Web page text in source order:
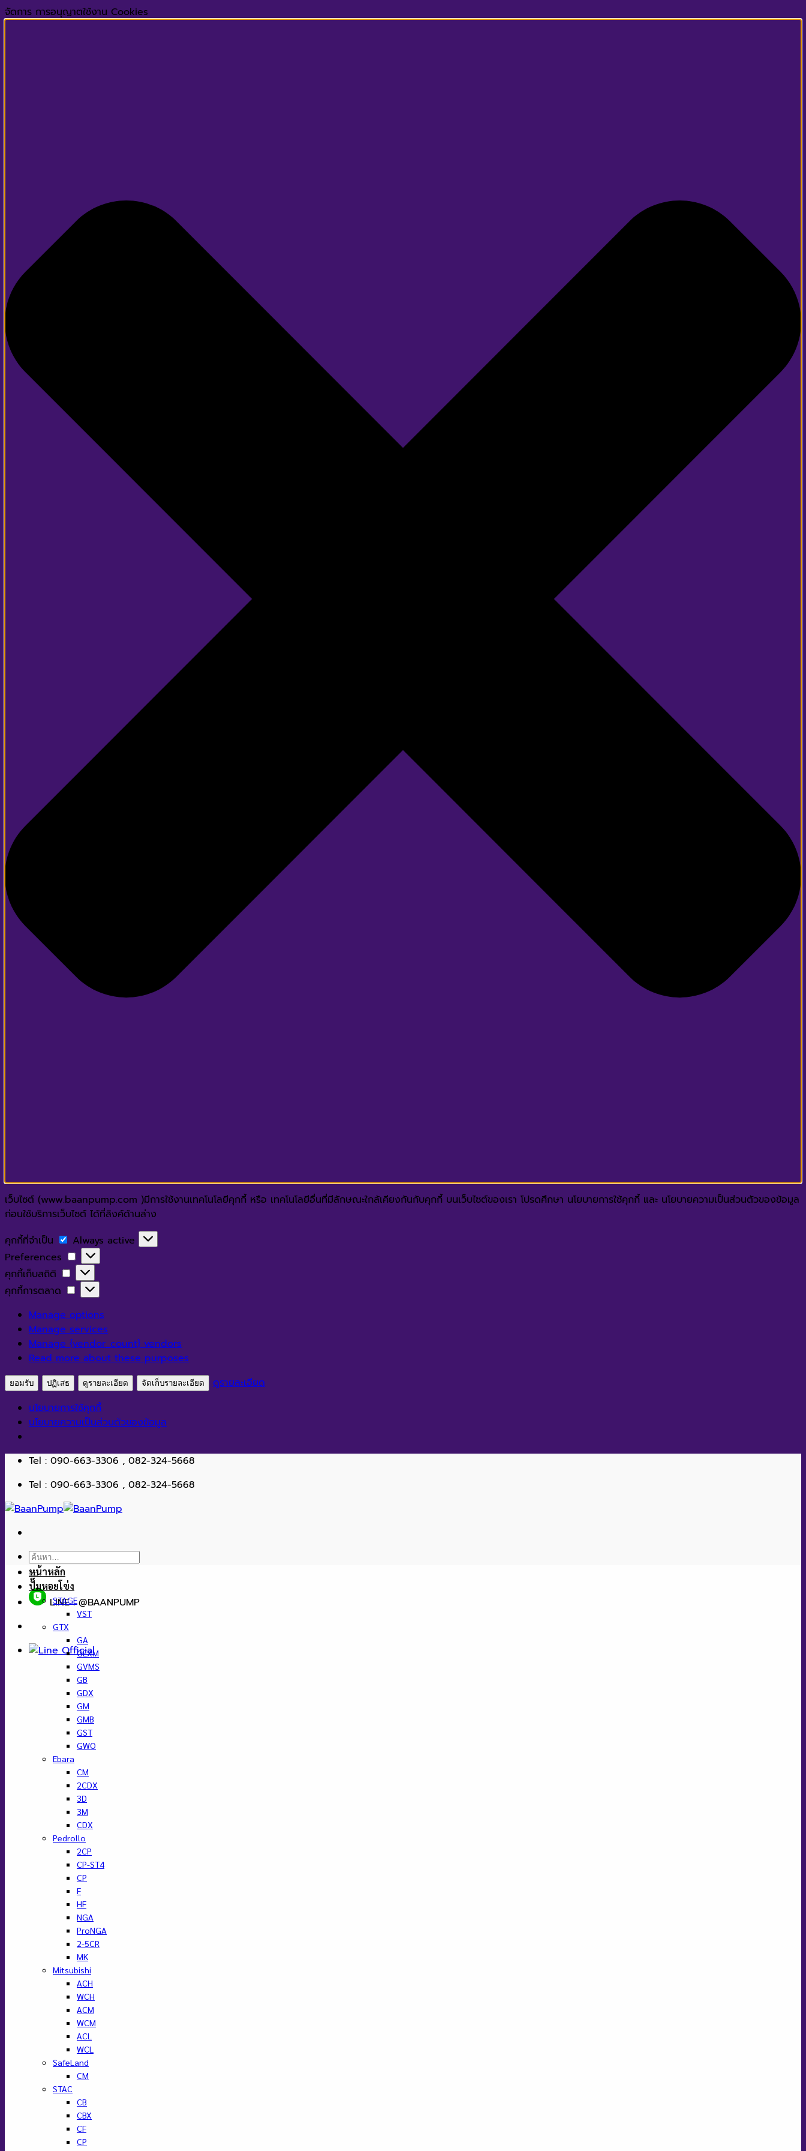
จัดการ การอนุญาตใช้งาน Cookies
เว็บไซต์ (www.baanpump.com )มีการใช้งานเทคโนโลยีคุกกี้ หรือ เทคโนโลยีอื่นที่มีลักษณะใกล้เคียงกันกับคุกกี้ บนเว็บไซต์ของเรา โปรดศึกษา นโยบายการใช้คุกกี้ และ นโยบายความเป็นส่วนตัวของข้อมูล
ก่อนใช้บริการเว็บไซต์ ได้ที่ลิงค์ด้านล่าง
คุกกี้ที่จำเป็น
คุกกี้
ที่
จำเป็น
Always active
Preferences
Preferences
คุกกี้เก็บสถิติ
คุกกี้
เก็บ
สถิติ
คุกกี้การตลาด
คุกกี้
การ
ตลาด
Manage options
Manage services
Manage {vendor_count} vendors
Read more about these purposes
ยอมรับ ปฏิเสธ ดูรายละเอียด จัดเก็บรายละเอียด
ดูรายละเอียด
นโยบายการใช้คุกกี้
นโยบายความเป็นส่วนตัวของข้อมูล
ข้าม
เนื้อหา
Tel : 090-663-3306 , 082-324-5668
Tel : 090-663-3306 , 082-324-5668
ค้นหา:
LINE : @BAANPUMP
หน้าหลัก
ปั๊มหอยโข่ง
STAGE
VST
GTX
GA
GEXM
GVMS
GB
GDX
GM
GMB
GST
GWO
Ebara
CM
2CDX
3D
3M
CDX
Pedrollo
2CP
CP-ST4
CP
F
HF
NGA
ProNGA
2-5CR
MK
Mitsubishi
ACH
WCH
ACM
WCM
ACL
WCL
SafeLand
CM
STAC
CB
CBX
CF
CP